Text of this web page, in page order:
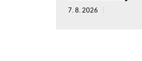
7. 8. 2026